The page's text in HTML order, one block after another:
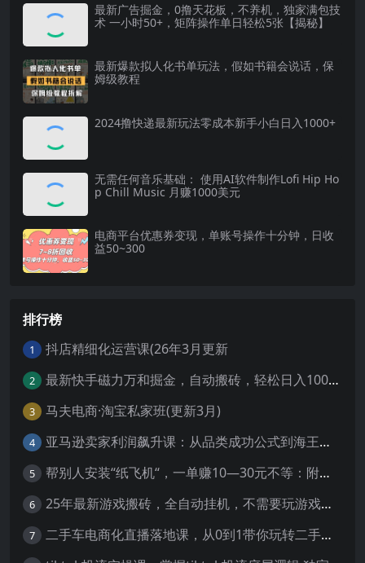
最新广告掘金，0撸天花板，不养机，独家满包技
术 一小时50+，矩阵操作单日轻松5张【揭秘】
最新爆款拟人化书单玩法，假如书籍会说话，保
姆级教程
2024撸快递最新玩法零成本新手小白日入1000+
无需任何音乐基础： 使用AI软件制作Lofi Hip Ho
p Chill Music 月赚1000美元
电商平台优惠券变现，单账号操作十分钟，日收
益50~300
排行榜
1 抖店精细化运营课(26年3月更新
2 最新快手磁力万和掘金，自动搬砖，轻松日入100-200，操作简单
3 马夫电商·淘宝私家班(更新3月)
4 亚马逊卖家利润飙升课：从品类成功公式到海王打法，让每个SKU都成爆款一路飙升(更新26年3月
5 帮别人安装“纸飞机“，一单赚10—30元不等：附：免费节点
6 25年最新游戏搬砖，全自动挂机，不需要玩游戏，单手机操作日入300+
7 二手车电商化直播落地课，从0到1带你玩转二手车直播